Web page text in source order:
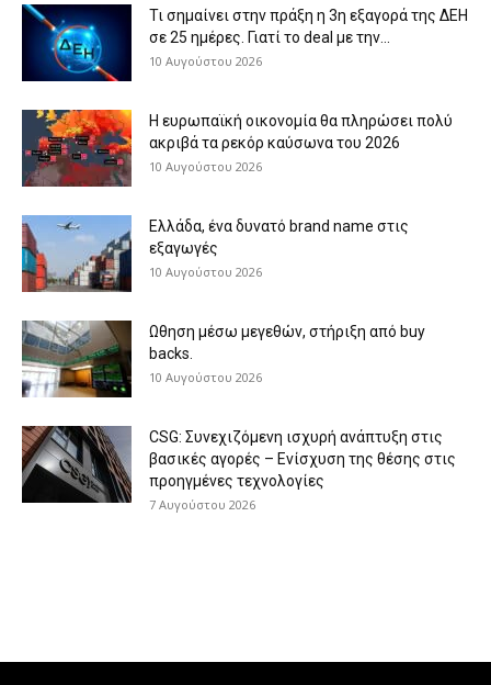
Τι σημαίνει στην πράξη η 3η εξαγορά της ΔΕΗ
σε 25 ημέρες. Γιατί το deal με την...
10 Αυγούστου 2026
H ευρωπαϊκή οικονομία θα πληρώσει πολύ
ακριβά τα ρεκόρ καύσωνα του 2026
10 Αυγούστου 2026
Eλλάδα, ένα δυνατό brand name στις
εξαγωγές
10 Αυγούστου 2026
Ωθηση μέσω μεγεθών, στήριξη από buy
backs.
10 Αυγούστου 2026
CSG: Συνεχιζόμενη ισχυρή ανάπτυξη στις
βασικές αγορές – Ενίσχυση της θέσης στις
προηγμένες τεχνολογίες
7 Αυγούστου 2026